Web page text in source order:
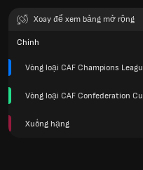
Xoay để xem bảng mở rộng
Chính
Vòng loại CAF Champions
Vòng loại CAF Confederation
Xuống hạng